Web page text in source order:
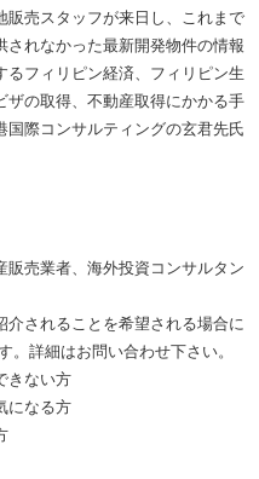
売スタッフが来日し、これまで
れなかった最新開発物件の情報
るフィリピン経済、フィリピン生
の取得、不動産取得にかかる手
際コンサルティングの玄君先氏
販売業者、海外投資コンサルタン
されることを希望される場合に
。詳細はお問い合わせ下さい。
きない方
になる方